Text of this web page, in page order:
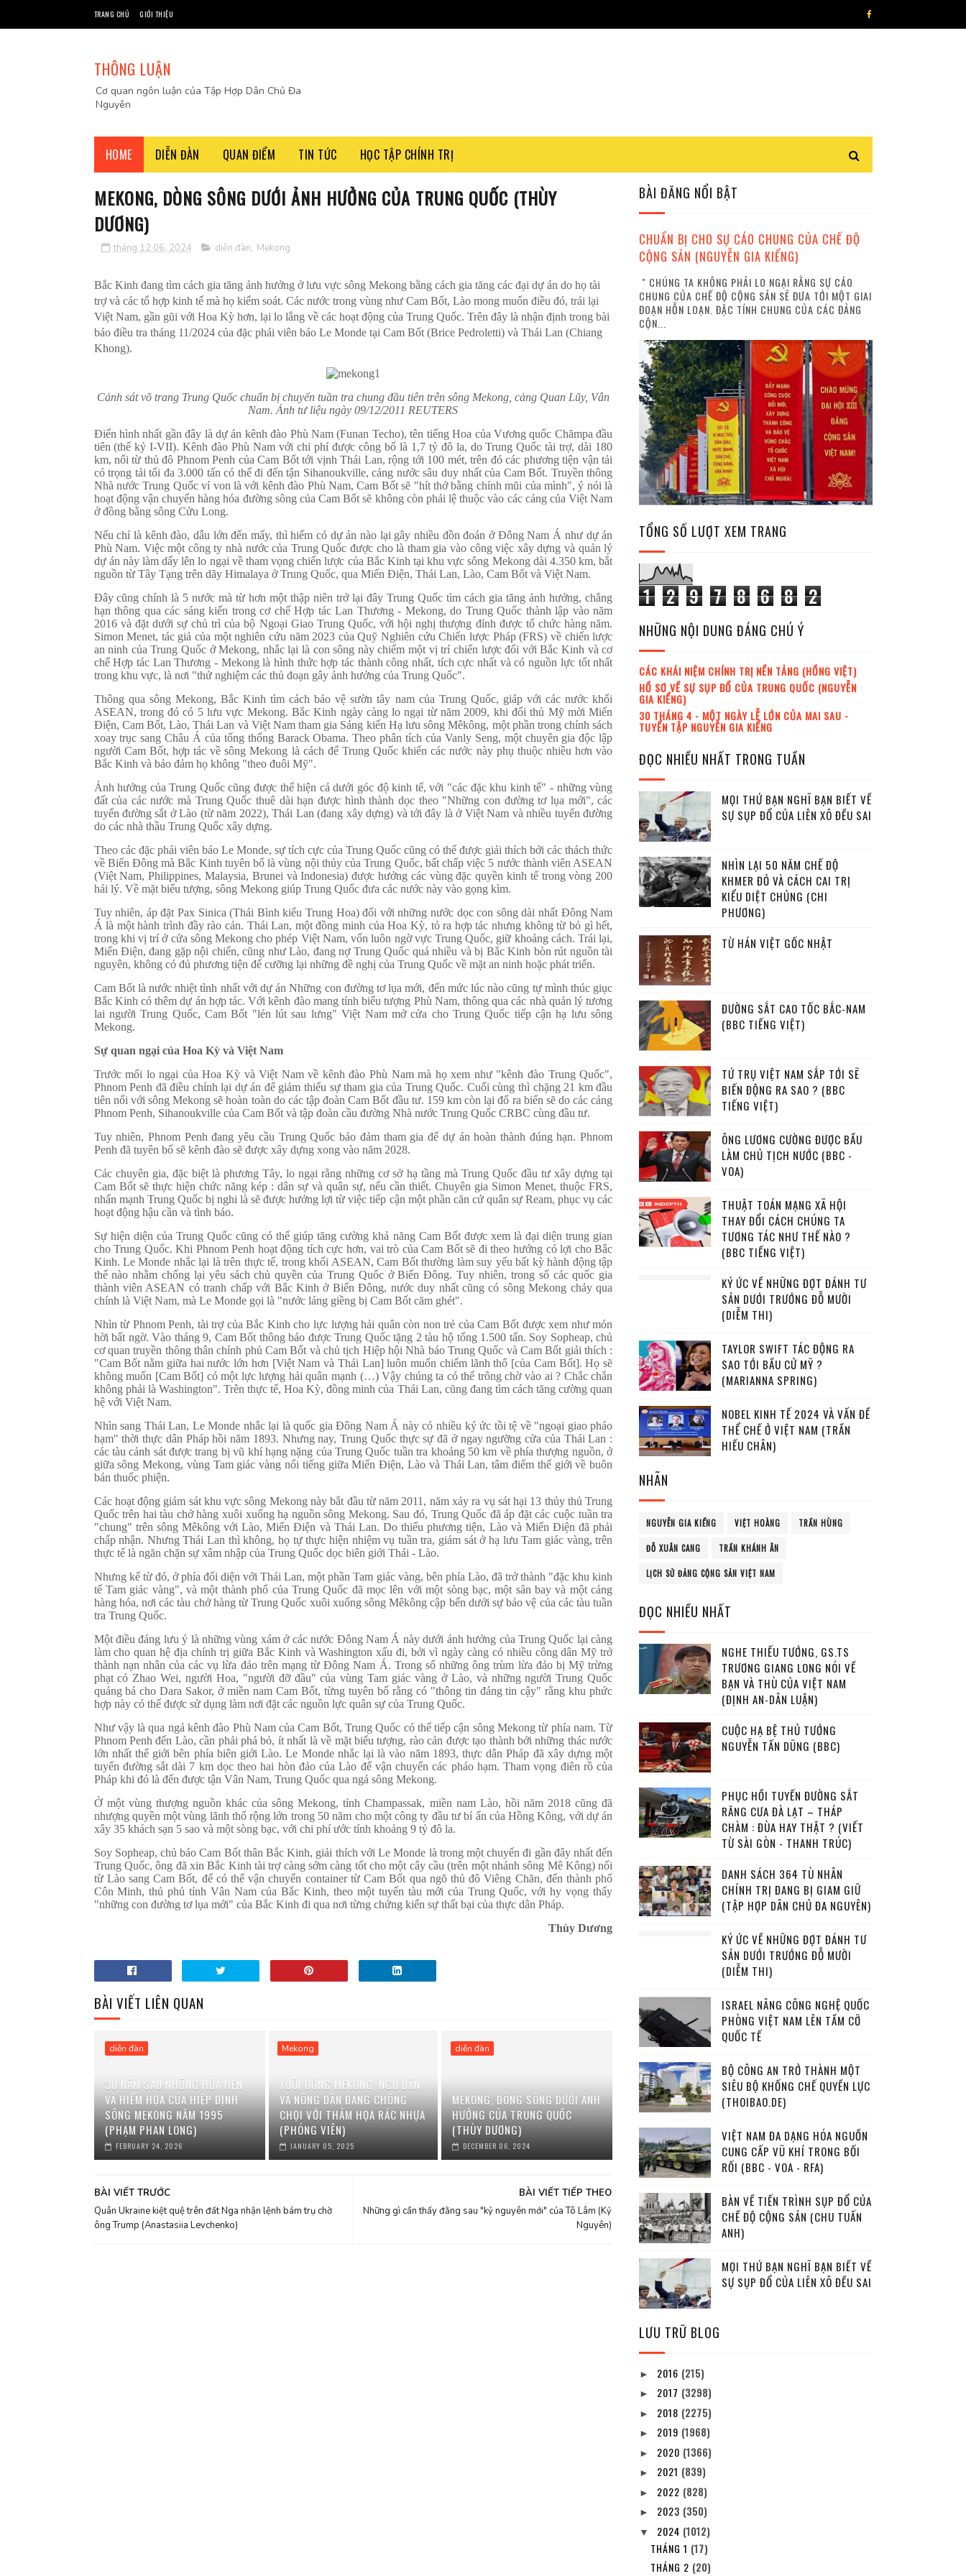
TRANG CHỦ GIỚI THIỆU
THÔNG LUẬN
Cơ quan ngôn luận của Tập Hợp Dân Chủ Đa
Nguyên
HOME DIỄN ĐÀN QUAN ĐIỂM TIN TỨC HỌC TẬP CHÍNH TRỊ
MEKONG, DÒNG SÔNG DƯỚI ẢNH HƯỞNG CỦA TRUNG QUỐC (THÙY
DƯƠNG)
tháng 12 06, 2024 diễn đàn, Mekong
Bắc Kinh đang tìm cách gia tăng ảnh hưởng ở lưu vực sông Mekong bằng cách gia tăng các đại dự án do họ tài
trợ và các tổ hợp kinh tế mà họ kiểm soát. Các nước trong vùng như Cam Bốt, Lào mong muốn điều đó, trái lại
Việt Nam, gần gũi với Hoa Kỳ hơn, lại lo lắng về các hoạt động của Trung Quốc. Trên đây là nhận định trong bài
báo điều tra tháng 11/2024 của đặc phái viên báo Le Monde tại Cam Bốt (Brice Pedroletti) và Thái Lan (Chiang
Khong).
Cảnh sát võ trang Trung Quốc chuẩn bị chuyến tuần tra chung đầu tiên trên sông Mekong, cảng Quan Lũy, Vân
Nam. Ảnh tư liệu ngày 09/12/2011 REUTERS
Điển hình nhất gần đây là dự án kênh đào Phù Nam (Funan Techo), tên tiếng Hoa của Vương quốc Chămpa đầu
tiên (thế kỷ I-VII). Kênh đào Phù Nam với chi phí được công bố là 1,7 tỷ đô la, do Trung Quốc tài trợ, dài 180
km, nối từ thủ đô Phnom Penh của Cam Bốt tới vịnh Thái Lan, rộng tới 100 mét, trên đó các phương tiện vận tải
có trọng tải tối đa 3.000 tấn có thể đi đến tận Sihanoukville, cảng nước sâu duy nhất của Cam Bốt. Truyền thông
Nhà nước Trung Quốc ví von là với kênh đào Phù Nam, Cam Bốt sẽ "hít thở bằng chính mũi của mình", ý nói là
hoạt động vận chuyển hàng hóa đường sông của Cam Bốt sẽ không còn phải lệ thuộc vào các cảng của Việt Nam
ở đồng bằng sông Cửu Long.
Nếu chỉ là kênh đào, dẫu lớn đến mấy, thì hiếm có dự án nào lại gây nhiều đồn đoán ở Đông Nam Á như dự án
Phù Nam. Việc một công ty nhà nước của Trung Quốc được cho là tham gia vào công việc xây dựng và quản lý
dự án này làm dấy lên lo ngại về tham vọng chiến lược của Bắc Kinh tại khu vực sông Mekong dài 4.350 km, bắt
nguồn từ Tây Tạng trên dãy Himalaya ở Trung Quốc, qua Miến Điện, Thái Lan, Lào, Cam Bốt và Việt Nam.
Đây cũng chính là 5 nước mà từ hơn một thập niên trở lại đây Trung Quốc tìm cách gia tăng ảnh hưởng, chẳng
hạn thông qua các sáng kiến trong cơ chế Hợp tác Lan Thương - Mekong, do Trung Quốc thành lập vào năm
2016 và đặt dưới sự chủ trì của bộ Ngoại Giao Trung Quốc, với hội nghị thượng đỉnh được tổ chức hàng năm.
Simon Menet, tác giả của một nghiên cứu năm 2023 của Quỹ Nghiên cứu Chiến lược Pháp (FRS) về chiến lược
an ninh của Trung Quốc ở Mekong, nhắc lại là con sông này chiếm một vị trí chiến lược đối với Bắc Kinh và cơ
chế Hợp tác Lan Thương - Mekong là hình thức hợp tác thành công nhất, tích cực nhất và có nguồn lực tốt nhất
trong khu vực, là nơi "thử nghiệm các thủ đoạn gây ảnh hưởng của Trung Quốc".
Thông qua sông Mekong, Bắc Kinh tìm cách bảo vệ sườn tây nam của Trung Quốc, giáp với các nước khối
ASEAN, trong đó có 5 lưu vực Mekong. Bắc Kinh ngày càng lo ngại từ năm 2009, khi đối thủ Mỹ mời Miến
Điện, Cam Bốt, Lào, Thái Lan và Việt Nam tham gia Sáng kiến Hạ lưu sông Mêkông, một phần trong chính sách
xoay trục sang Châu Á của tổng thống Barack Obama. Theo phân tích của Vanly Seng, một chuyên gia độc lập
người Cam Bốt, hợp tác về sông Mekong là cách để Trung Quốc khiến các nước này phụ thuộc nhiều hơn vào
Bắc Kinh và bảo đảm họ không "theo đuôi Mỹ".
Ảnh hưởng của Trung Quốc cũng được thể hiện cả dưới góc độ kinh tế, với "các đặc khu kinh tế" - những vùng
đất của các nước mà Trung Quốc thuê dài hạn được hình thành dọc theo "Những con đường tơ lụa mới", các
tuyến đường sắt ở Lào (từ năm 2022), Thái Lan (đang xây dựng) và tới đây là ở Việt Nam và nhiều tuyến đường
do các nhà thầu Trung Quốc xây dựng.
Theo các đặc phái viên báo Le Monde, sự tích cực của Trung Quốc cũng có thể được giải thích bởi các thách thức
về Biển Đông mà Bắc Kinh tuyên bố là vùng nội thủy của Trung Quốc, bất chấp việc 5 nước thành viên ASEAN
(Việt Nam, Philippines, Malaysia, Brunei và Indonesia) được hưởng các vùng đặc quyền kinh tế trong vòng 200
hải lý. Về mặt biểu tượng, sông Mekong giúp Trung Quốc đưa các nước này vào gọng kìm.
Tuy nhiên, áp đặt Pax Sinica (Thái Bình kiểu Trung Hoa) đối với những nước dọc con sông dài nhất Đông Nam
Á là một hành trình đầy rào cản. Thái Lan, một đồng minh của Hoa Kỳ, tỏ ra hợp tác nhưng không từ bỏ gì hết,
trong khi vị trí ở cửa sông Mekong cho phép Việt Nam, vốn luôn ngờ vực Trung Quốc, giữ khoảng cách. Trái lại,
Miến Điện, đang gặp nội chiến, cũng như Lào, đang nợ Trung Quốc quá nhiều và bị Bắc Kinh bòn rút nguồn tài
nguyên, không có đủ phương tiện để cưỡng lại những đề nghị của Trung Quốc về mặt an ninh hoặc phát triển.
Cam Bốt là nước nhiệt tình nhất với dự án Những con đường tơ lụa mới, đến mức lúc nào cũng tự mình thúc giục
Bắc Kinh có thêm dự án hợp tác. Với kênh đào mang tính biểu tượng Phù Nam, thông qua các nhà quản lý tương
lai người Trung Quốc, Cam Bốt "lén lút sau lưng" Việt Nam mở cửa cho Trung Quốc tiếp cận hạ lưu sông
Mekong.
Sự quan ngại của Hoa Kỳ và Việt Nam
Trước mối lo ngại của Hoa Kỳ và Việt Nam về kênh đào Phù Nam mà họ xem như "kênh đào Trung Quốc",
Phnom Penh đã điều chỉnh lại dự án để giảm thiểu sự tham gia của Trung Quốc. Cuối cùng thì chặng 21 km đầu
tiên nối với sông Mekong sẽ hoàn toàn do các tập đoàn Cam Bốt đầu tư. 159 km còn lại đổ ra biển sẽ do các cảng
Phnom Penh, Sihanoukville của Cam Bốt và tập đoàn cầu đường Nhà nước Trung Quốc CRBC cùng đầu tư.
Tuy nhiên, Phnom Penh đang yêu cầu Trung Quốc bảo đảm tham gia để dự án hoàn thành đúng hạn. Phnom
Penh đã tuyên bố sẽ kênh đào sẽ được xây dựng xong vào năm 2028.
Các chuyên gia, đặc biệt là phương Tây, lo ngại rằng những cơ sở hạ tầng mà Trung Quốc đầu tư xây dựng tại
Cam Bốt sẽ thực hiện chức năng kép : dân sự và quân sự, nếu cần thiết. Chuyên gia Simon Menet, thuộc FRS,
nhấn mạnh Trung Quốc bị nghi là sẽ được hưởng lợi từ việc tiếp cận một phần căn cứ quân sự Ream, phục vụ các
hoạt động hậu cần và tình báo.
Sự hiện diện của Trung Quốc cũng có thể giúp tăng cường khả năng Cam Bốt được xem là đại diện trung gian
cho Trung Quốc. Khi Phnom Penh hoạt động tích cực hơn, vai trò của Cam Bốt sẽ đi theo hướng có lợi cho Bắc
Kinh. Le Monde nhắc lại là trên thực tế, trong khối ASEAN, Cam Bốt thường làm suy yếu bất kỳ hành động tập
thể nào nhằm chống lại yêu sách chủ quyền của Trung Quốc ở Biển Đông. Tuy nhiên, trong số các quốc gia
thành viên ASEAN có tranh chấp với Bắc Kinh ở Biển Đông, nước duy nhất cũng có sông Mekong chảy qua
chính là Việt Nam, mà Le Monde gọi là "nước láng giềng bị Cam Bốt căm ghét".
Nhìn từ Phnom Penh, tài trợ của Bắc Kinh cho lực lượng hải quân còn non trẻ của Cam Bốt được xem như món
hời bất ngờ. Vào tháng 9, Cam Bốt thông báo được Trung Quốc tặng 2 tàu hộ tống 1.500 tấn. Soy Sopheap, chủ
cơ quan truyền thông thân chính phủ Cam Bốt và chủ tịch Hiệp hội Nhà báo Trung Quốc và Cam Bốt giải thích :
"Cam Bốt nằm giữa hai nước lớn hơn [Việt Nam và Thái Lan] luôn muốn chiếm lãnh thổ [của Cam Bốt]. Họ sẽ
không muốn [Cam Bốt] có một lực lượng hải quân mạnh (…) Vậy chúng ta có thể trông chờ vào ai ? Chắc chắn
không phải là Washington". Trên thực tế, Hoa Kỳ, đồng minh của Thái Lan, cũng đang tìm cách tăng cường quan
hệ với Việt Nam.
Nhìn sang Thái Lan, Le Monde nhắc lại là quốc gia Đông Nam Á này có nhiều ký ức tồi tệ về "ngoại giao pháo
hạm" thời thực dân Pháp hồi năm 1893. Nhưng nay, Trung Quốc thực sự đã ở ngay ngưỡng cửa của Thái Lan :
các tàu cảnh sát được trang bị vũ khí hạng nặng của Trung Quốc tuần tra khoảng 50 km về phía thượng nguồn, ở
giữa sông Mekong, vùng Tam giác vàng nổi tiếng giữa Miến Điện, Lào và Thái Lan, tâm điểm thế giới về buôn
bán thuốc phiện.
Các hoạt động giám sát khu vực sông Mekong này bắt đầu từ năm 2011, năm xảy ra vụ sát hại 13 thủy thủ Trung
Quốc trên hai tàu chở hàng xuôi xuống hạ nguồn sông Mekong. Sau đó, Trung Quốc đã áp đặt các cuộc tuần tra
"chung" trên sông Mêkông với Lào, Miến Điện và Thái Lan. Do thiếu phương tiện, Lào và Miến Điện đã phải
chấp nhận. Nhưng Thái Lan thì không, họ tự thực hiện nhiệm vụ tuần tra, giám sát ở hạ lưu Tam giác vàng, trên
thực tế là ngăn chặn sự xâm nhập của Trung Quốc dọc biên giới Thái - Lào.
Nhưng kể từ đó, ở phía đối diện với Thái Lan, một phần Tam giác vàng, bên phía Lào, đã trở thành "đặc khu kinh
tế Tam giác vàng", và một thành phố của Trung Quốc đã mọc lên với một sòng bạc, một sân bay và một cảng
hàng hóa, nơi các tàu chở hàng từ Trung Quốc xuôi xuống sông Mêkông cập bến dưới sự bảo vệ của các tàu tuần
tra Trung Quốc.
Một điều đáng lưu ý là những vùng xám ở các nước Đông Nam Á này dưới ảnh hưởng của Trung Quốc lại càng
làm cho quan hệ địa chính trị giữa Bắc Kinh và Washington xấu đi, bởi vì ngày càng có nhiều công dân Mỹ trở
thành nạn nhân của các vụ lừa đảo trên mạng từ Đông Nam Á. Trong số những ông trùm lừa đảo bị Mỹ trừng
phạt có Zhao Wei, người Hoa, "người đỡ đầu" của vùng Tam giác vàng ở Lào, và những người Trung Quốc
quảng bá cho Dara Sakor, ở miền nam Cam Bốt, từng tuyên bố rằng có "thông tin đáng tin cậy" rằng khu phức
hợp này có thể được sử dụng làm nơi đặt các nguồn lực quân sự của Trung Quốc.
Như vậy là qua ngả kênh đào Phù Nam của Cam Bốt, Trung Quốc có thể tiếp cận sông Mekong từ phía nam. Từ
Phnom Penh đến Lào, cần phải phá bỏ, ít nhất là về mặt biểu tượng, rào cản được tạo thành bởi những thác nước
lớn nhất thế giới bên phía biên giới Lào. Le Monde nhắc lại là vào năm 1893, thực dân Pháp đã xây dựng một
tuyến đường sắt dài 7 km dọc theo hai hòn đảo của Lào để vận chuyển các pháo hạm. Tham vọng điên rồ của
Pháp khi đó là đến được tận Vân Nam, Trung Quốc qua ngả sông Mekong.
Ở một vùng thượng nguồn khác của sông Mekong, tỉnh Champassak, miền nam Lào, hồi năm 2018 cũng đã
nhượng quyền một vùng lãnh thổ rộng lớn trong 50 năm cho một công ty đầu tư bí ẩn của Hồng Kông, với dự án
xây 35 khách sạn 5 sao và một sòng bạc, với chi phí ước tính khoảng 9 tỷ đô la.
Soy Sopheap, chủ báo Cam Bốt thân Bắc Kinh, giải thích với Le Monde là trong một chuyến đi gần đây nhất đến
Trung Quốc, ông đã xin Bắc Kinh tài trợ càng sớm càng tốt cho một cây cầu (trên một nhánh sông Mê Kông) nối
từ Lào sang Cam Bốt, để có thể vận chuyển container từ Cam Bốt qua ngõ thủ đô Viêng Chăn, đến thành phố
Côn Minh, thủ phủ tỉnh Vân Nam của Bắc Kinh, theo một tuyến tàu mới của Trung Quốc, với hy vọng thấy
"những con đường tơ lụa mới" của Bắc Kinh đi qua nơi từng chứng kiến sự thất bại của thực dân Pháp.
Thùy Dương
BÀI VIẾT LIÊN QUAN
diễn đàn
30 NĂM SAU NHỮNG HỨA HẸN
VÀ HIỂM HỌA CỦA HIỆP ĐỊNH
SÔNG MEKONG NĂM 1995
(PHẠM PHAN LONG)
FEBRUARY 24, 2026
Mekong
XUÔI DÒNG MEKONG, NGƯ DÂN
VÀ NÔNG DÂN ĐANG CHỐNG
CHỌI VỚI THẢM HỌA RÁC NHỰA
(PHÓNG VIÊN)
JANUARY 05, 2025
diễn đàn
MEKONG, DÒNG SÔNG DƯỚI ẢNH
HƯỞNG CỦA TRUNG QUỐC
(THÙY DƯƠNG)
DECEMBER 06, 2024
BÀI VIẾT TIẾP THEO
Những gì cần thấy đằng sau "kỷ nguyên mới" của Tô Lâm (Kỷ
Nguyên)
BÀI VIẾT TRƯỚC
Quân Ukraine kiệt quệ trên đất Nga nhận lệnh bám trụ chờ
ông Trump (Anastasiia Levchenko)
BÀI ĐĂNG NỔI BẬT
CHUẨN BỊ CHO SỰ CÁO CHUNG CỦA CHẾ ĐỘ
CỘNG SẢN (NGUYỄN GIA KIỂNG)
" CHÚNG TA KHÔNG PHẢI LO NGẠI RẰNG SỰ CÁO
CHUNG CỦA CHẾ ĐỘ CỘNG SẢN SẼ ĐƯA TỚI MỘT GIAI
ĐOẠN HỖN LOẠN. ĐẶC TÍNH CHUNG CỦA CÁC ĐẢNG
CỘN...
TỔNG SỐ LƯỢT XEM TRANG
1 2 9 7 8 6 8 2
NHỮNG NỘI DUNG ĐÁNG CHÚ Ý
CÁC KHÁI NIỆM CHÍNH TRỊ NỀN TẢNG (HỒNG VIỆT)
HỒ SƠ VỀ SỰ SỤP ĐỔ CỦA TRUNG QUỐC (NGUYỄN
GIA KIỂNG)
30 THÁNG 4 - MỘT NGÀY LỄ LỚN CỦA MAI SAU -
TUYỂN TẬP NGUYỄN GIA KIỂNG
ĐỌC NHIỀU NHẤT TRONG TUẦN
MỌI THỨ BẠN NGHĨ BẠN BIẾT VỀ
SỰ SỤP ĐỔ CỦA LIÊN XÔ ĐỀU SAI
NHÌN LẠI 50 NĂM CHẾ ĐỘ
KHMER ĐỎ VÀ CÁCH CAI TRỊ
KIỂU DIỆT CHỦNG (CHI
PHƯƠNG)
TỪ HÁN VIỆT GỐC NHẬT
ĐƯỜNG SẮT CAO TỐC BẮC-NAM
(BBC TIẾNG VIỆT)
TỨ TRỤ VIỆT NAM SẮP TỚI SẼ
BIẾN ĐỘNG RA SAO ? (BBC
TIẾNG VIỆT)
ÔNG LƯƠNG CƯỜNG ĐƯỢC BẦU
LÀM CHỦ TỊCH NƯỚC (BBC -
VOA)
THUẬT TOÁN MẠNG XÃ HỘI
THAY ĐỔI CÁCH CHÚNG TA
TƯƠNG TÁC NHƯ THẾ NÀO ?
(BBC TIẾNG VIỆT)
KÝ ỨC VỀ NHỮNG ĐỢT ĐÁNH TƯ
SẢN DƯỚI TRƯỚNG ĐỖ MƯỜI
(DIỄM THI)
TAYLOR SWIFT TÁC ĐỘNG RA
SAO TỚI BẦU CỬ MỸ ?
(MARIANNA SPRING)
NOBEL KINH TẾ 2024 VÀ VẤN ĐỀ
THỂ CHẾ Ở VIỆT NAM (TRẦN
HIẾU CHÂN)
NHÃN
NGUYỄN GIA KIỂNG VIỆT HOÀNG TRẦN HÙNG
ĐỖ XUÂN CANG TRẦN KHÁNH ÂN
LỊCH SỬ ĐẢNG CỘNG SẢN VIỆT NAM
ĐỌC NHIỀU NHẤT
NGHE THIẾU TƯỚNG, GS.TS
TRƯƠNG GIANG LONG NÓI VỀ
BẠN VÀ THÙ CỦA VIỆT NAM
(ĐỊNH AN-DÂN LUẬN)
CUỘC HẠ BỆ THỦ TƯỚNG
NGUYỄN TẤN DŨNG (BBC)
PHỤC HỒI TUYẾN ĐƯỜNG SẮT
RĂNG CƯA ĐÀ LẠT – THÁP
CHÀM : ĐÙA HAY THẬT ? (VIẾT
TỪ SÀI GÒN - THANH TRÚC)
DANH SÁCH 364 TÙ NHÂN
CHÍNH TRỊ ĐANG BỊ GIAM GIỮ
(TẬP HỢP DÂN CHỦ ĐA NGUYÊN)
KÝ ỨC VỀ NHỮNG ĐỢT ĐÁNH TƯ
SẢN DƯỚI TRƯỚNG ĐỖ MƯỜI
(DIỄM THI)
ISRAEL NÂNG CÔNG NGHỆ QUỐC
PHÒNG VIỆT NAM LÊN TẦM CỠ
QUỐC TẾ
BỘ CÔNG AN TRỞ THÀNH MỘT
SIÊU BỘ KHỐNG CHẾ QUYỀN LỰC
(THOIBAO.DE)
VIỆT NAM ĐA DẠNG HÓA NGUỒN
CUNG CẤP VŨ KHÍ TRONG BỐI
RỐI (BBC - VOA - RFA)
BÀN VỀ TIẾN TRÌNH SỤP ĐỔ CỦA
CHẾ ĐỘ CỘNG SẢN (CHU TUẤN
ANH)
MỌI THỨ BẠN NGHĨ BẠN BIẾT VỀ
SỰ SỤP ĐỔ CỦA LIÊN XÔ ĐỀU SAI
LƯU TRỮ BLOG
► 2016 (215)
► 2017 (3298)
► 2018 (2275)
► 2019 (1968)
► 2020 (1366)
► 2021 (839)
► 2022 (828)
► 2023 (350)
▼ 2024 (1012)
THÁNG 1 (17)
THÁNG 2 (20)